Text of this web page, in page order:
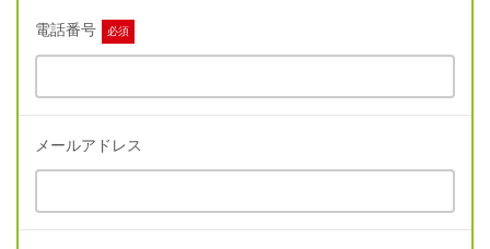
電話番号 必須
メールアドレス